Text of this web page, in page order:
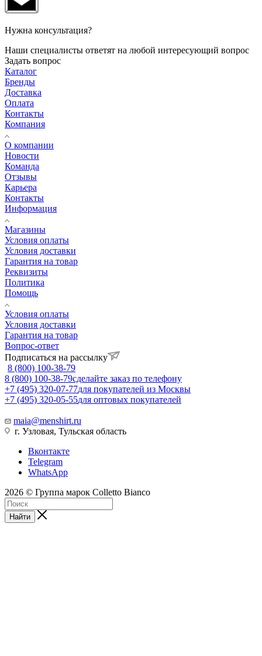
Нужна консультация?
Наши специалисты ответят на любой интересующий вопрос
Задать вопрос
Каталог
Бренды
Доставка
Оплата
Контакты
Компания
О компании
Новости
Команда
Отзывы
Карьера
Контакты
Информация
Магазины
Условия оплаты
Условия доставки
Гарантия на товар
Реквизиты
Политика
Помощь
Условия оплаты
Условия доставки
Гарантия на товар
Вопрос-ответ
Подписаться на рассылку
8 (800) 100-38-79
8 (800) 100-38-79сделайте заказ по телефону
+7 (495) 320-07-77для покупателей из Москвы
+7 (495) 320-05-55для оптовых покупателей
maia@menshirt.ru
г. Узловая, Тульская область
Вконтакте
Telegram
WhatsApp
2026 © Группа марок Colletto Bianco
Найти